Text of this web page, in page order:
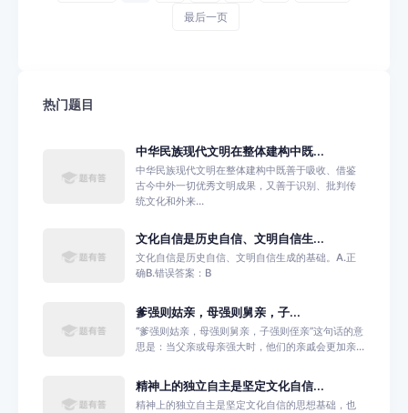
最后一页
热门题目
中华民族现代文明在整体建构中既...
中华民族现代文明在整体建构中既善于吸收、借鉴
古今中外一切优秀文明成果，又善于识别、批判传
统文化和外来...
文化自信是历史自信、文明自信生...
文化自信是历史自信、文明自信生成的基础。A.正
确B.错误答案：B
爹强则姑亲，‌母强则舅亲，‌子...
‌“‌爹强则姑亲，‌母强则舅亲，‌子强则侄亲”这句话的意
思是：当父亲或母亲强大时，他们的亲戚会更加亲...
精神上的独立自主是坚定文化自信...
精神上的独立自主是坚定文化自信的思想基础，也